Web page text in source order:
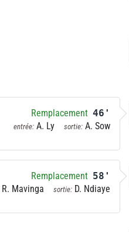
Remplacement 46'
entrée: A. Ly sortie: A. Sow
Remplacement 58'
R. Mavinga sortie: D. Ndiaye